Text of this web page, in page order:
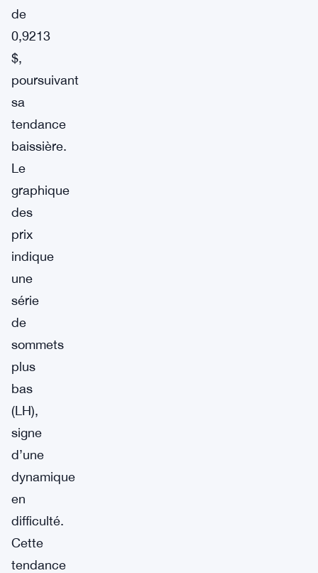
de
0,9213
$,
poursuivant
sa
tendance
baissière.
Le
graphique
des
prix
indique
une
série
de
sommets
plus
bas
(LH),
signe
d’une
dynamique
en
difficulté.
Cette
tendance